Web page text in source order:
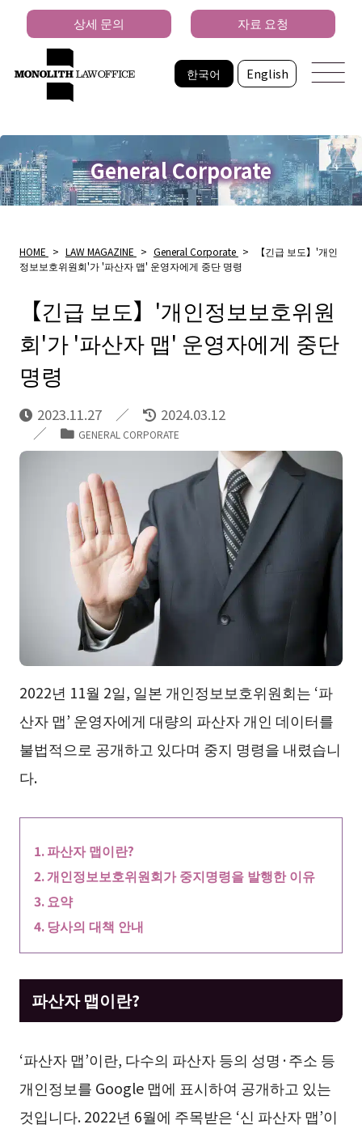
한국어 English
상세 문의 자료 요청
General Corporate
HOME > LAW MAGAZINE > General Corporate >
【긴급 보도】'개인
정보보호위원회'가 '파산자 맵' 운영자에게 중단 명령
【긴급 보도】'개인정보보호위원
회'가 '파산자 맵' 운영자에게 중단
명령
2023.11.27 2024.03.12
GENERAL CORPORATE
2022년 11월 2일, 일본 개인정보보호위원회는 ‘파
산자 맵’ 운영자에게 대량의 파산자 개인 데이터를
불법적으로 공개하고 있다며 중지 명령을 내렸습니
다.
파산자 맵이란?
개인정보보호위원회가 중지명령을 발행한 이유
요약
당사의 대책 안내
파산자 맵이란?
‘파산자 맵’이란, 다수의 파산자 등의 성명·주소 등
개인정보를 Google 맵에 표시하여 공개하고 있는
것입니다. 2022년 6월에 주목받은 ‘신 파산자 맵’이